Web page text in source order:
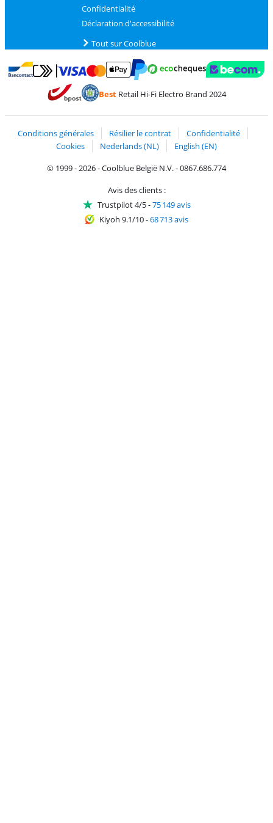
Confidentialité
Déclaration d'accessibilité
Tout sur Coolblue
Payer avec Bancontact
Payer avec MasterCard et Visa via ClickToPay
Payer avec PayPal
BestRetail Hi-Fi Electro Brand 2024
Conditions générales Résilier le contrat
Confidentialité
Cookies
Nederlands (NL)
English (EN)
© 1999 - 2026 - Coolblue België N.V. - 0867.686.774
Avis des clients :
Trustpilot 4/5-75 149 avis
Kiyoh 9.1/10-68 713 avis